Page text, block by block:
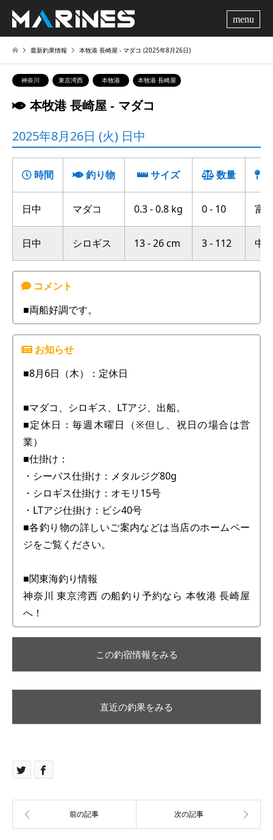
最新釣果情報 本牧港 長崎屋 ‐ マダコ (2025年8月26日)
神奈川 東京湾西 本牧港 本牧港 長崎屋
本牧港 長崎屋 ‐ マダコ
2025年8月26日 (火) 日中
時間 釣り物 サイズ 数量
日中 マダコ 0.3 - 0.8 kg 0 - 10 富
日中 シロギス 13 - 26 cm 3 - 112 中
■両船好調です。
■8月6日（木）：定休日
■マダコ、シロギス、LTアジ、出船。
■定休日：毎週木曜日（※但し、祝日の場合は営
業）
■仕掛け：
・シーバス仕掛け：メタルジグ80g
・シロギス仕掛け：オモリ15号
・LTアジ仕掛け：ビシ40号
■各釣り物の詳しいご案内などは当店のホームペー
ジをご覧ください。
■関東海釣り情報
神奈川 東京湾西 の船釣り予約なら 本牧港 長崎屋
へ！
この釣宿情報をみる
直近の釣果をみる